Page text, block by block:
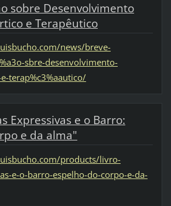
sobre Desenvolvimento
e Terapêutico
news/breve-
sbre-desenvolvimento-
terap%c3%aautico/
Expressivas e o Barro:
e da alma"
products/livro-
e-o-barro-espelho-do-corpo-e-da-